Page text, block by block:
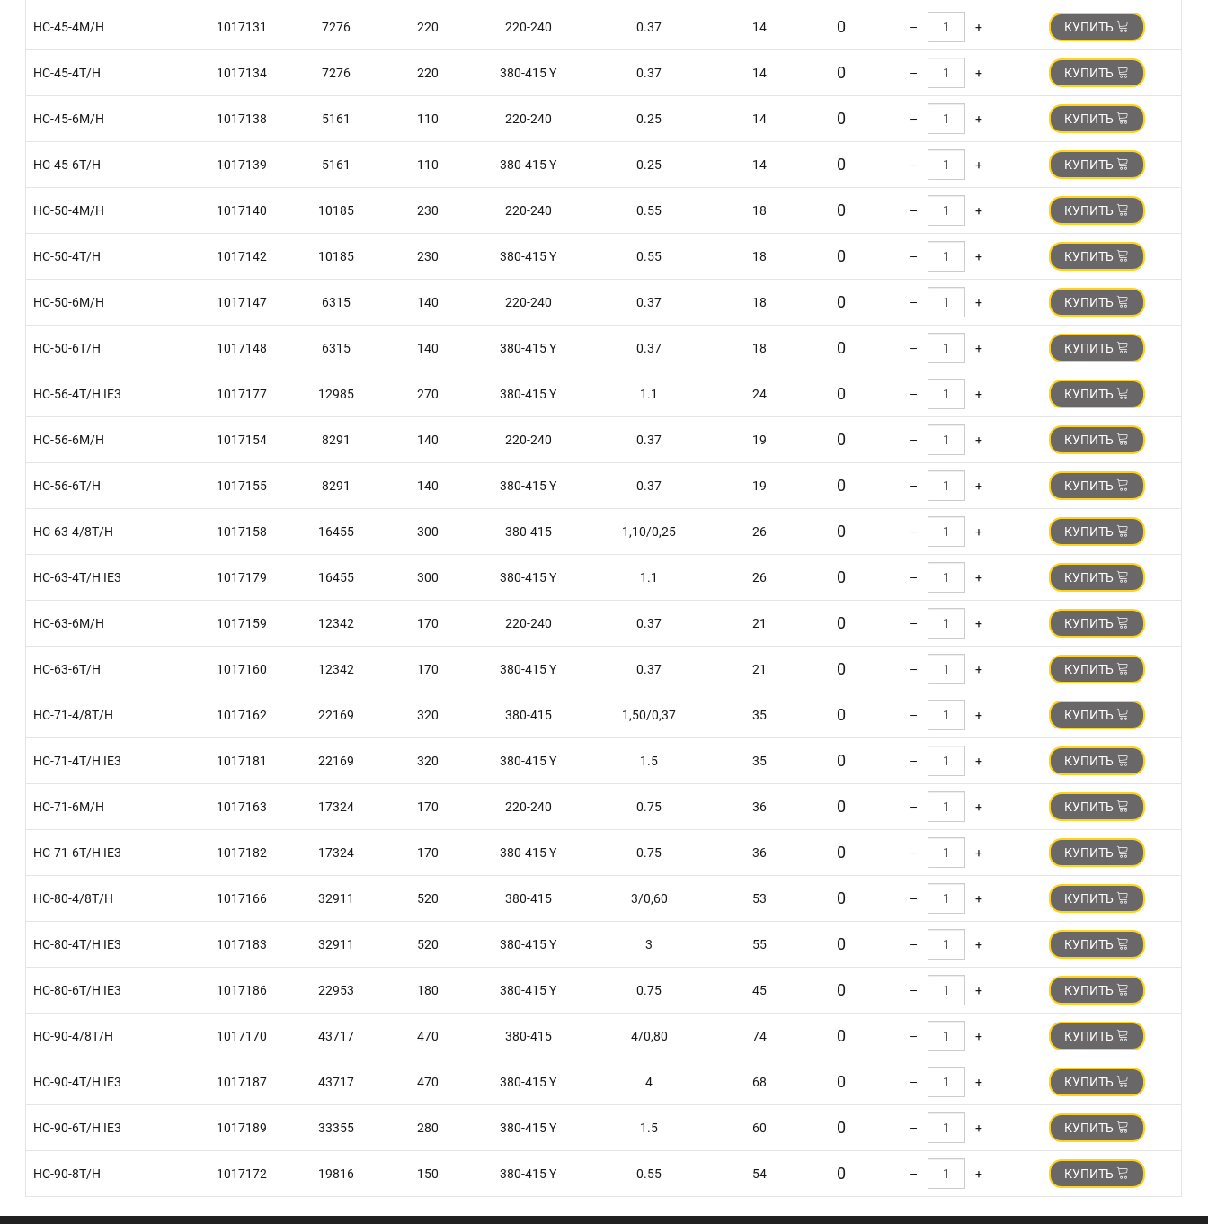
HC-45-4M/H 1017131 7276 220 220-240 0.37 14 0 – + КУПИТЬ
HC-45-4T/H 1017134 7276 220 380-415 Y 0.37 14 0 – + КУПИТЬ
HC-45-6M/H 1017138 5161 110 220-240 0.25 14 0 – + КУПИТЬ
HC-45-6T/H 1017139 5161 110 380-415 Y 0.25 14 0 – + КУПИТЬ
HC-50-4M/H 1017140 10185 230 220-240 0.55 18 0 – + КУПИТЬ
HC-50-4T/H 1017142 10185 230 380-415 Y 0.55 18 0 – + КУПИТЬ
HC-50-6M/H 1017147 6315 140 220-240 0.37 18 0 – + КУПИТЬ
HC-50-6T/H 1017148 6315 140 380-415 Y 0.37 18 0 – + КУПИТЬ
HC-56-4T/H IE3 1017177 12985 270 380-415 Y 1.1 24 0 – + КУПИТЬ
HC-56-6M/H 1017154 8291 140 220-240 0.37 19 0 – + КУПИТЬ
HC-56-6T/H 1017155 8291 140 380-415 Y 0.37 19 0 – + КУПИТЬ
HC-63-4/8T/H 1017158 16455 300 380-415 1,10/0,25 26 0 – + КУПИТЬ
HC-63-4T/H IE3 1017179 16455 300 380-415 Y 1.1 26 0 – + КУПИТЬ
HC-63-6M/H 1017159 12342 170 220-240 0.37 21 0 – + КУПИТЬ
HC-63-6T/H 1017160 12342 170 380-415 Y 0.37 21 0 – + КУПИТЬ
HC-71-4/8T/H 1017162 22169 320 380-415 1,50/0,37 35 0 – + КУПИТЬ
HC-71-4T/H IE3 1017181 22169 320 380-415 Y 1.5 35 0 – + КУПИТЬ
HC-71-6M/H 1017163 17324 170 220-240 0.75 36 0 – + КУПИТЬ
HC-71-6T/H IE3 1017182 17324 170 380-415 Y 0.75 36 0 – + КУПИТЬ
HC-80-4/8T/H 1017166 32911 520 380-415 3/0,60 53 0 – + КУПИТЬ
HC-80-4T/H IE3 1017183 32911 520 380-415 Y 3 55 0 – + КУПИТЬ
HC-80-6T/H IE3 1017186 22953 180 380-415 Y 0.75 45 0 – + КУПИТЬ
HC-90-4/8T/H 1017170 43717 470 380-415 4/0,80 74 0 – + КУПИТЬ
HC-90-4T/H IE3 1017187 43717 470 380-415 Y 4 68 0 – + КУПИТЬ
HC-90-6T/H IE3 1017189 33355 280 380-415 Y 1.5 60 0 – + КУПИТЬ
HC-90-8T/H 1017172 19816 150 380-415 Y 0.55 54 0 – + КУПИТЬ